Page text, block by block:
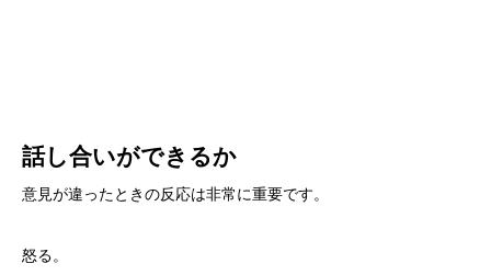
話し合いができるか
意見が違ったときの反応は非常に重要です。
怒る。